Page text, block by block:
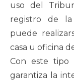
uso del
registro de la
puede
casa u oficina
Con este tipo
garantiza la